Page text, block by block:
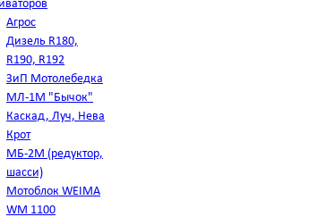
Агрос
Дизель R180,
R190, R192
ЗиП Мотолебедка
МЛ-1М "Бычок"
Каскад, Луч, Нева
Крот
МБ-2М (редуктор,
шасси)
Мотоблок WEIMA
WM 1100